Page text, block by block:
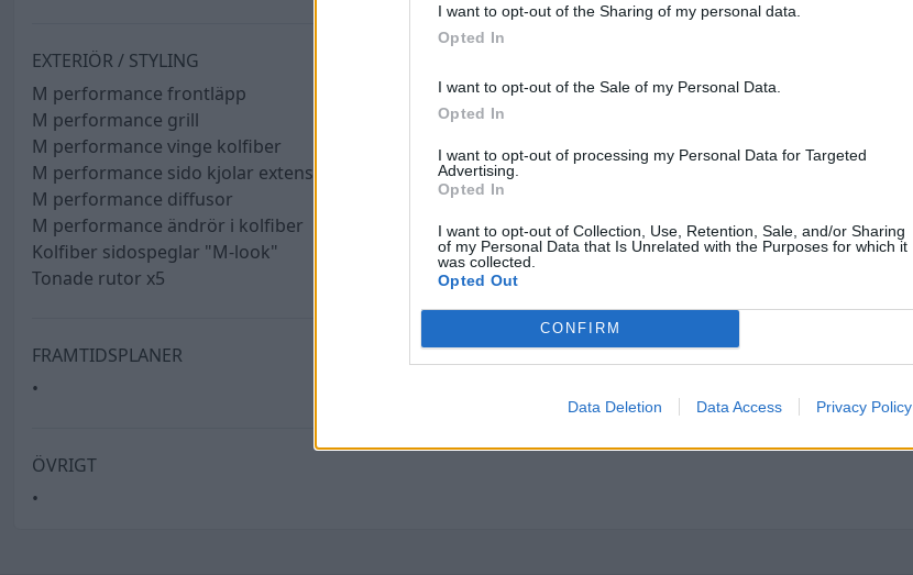
I want to opt-out of the Sharing of my personal data.
Opted In
I want to opt-out of the Sale of my Personal Data.
Opted In
I want to opt-out of processing my Personal Data for Targeted
Advertising.
Opted In
I want to opt-out of Collection, Use, Retention, Sale, and/or Sharing
of my Personal Data that Is Unrelated with the Purposes for which it
was collected.
Opted Out
CONFIRM
Data Deletion Data Access Privacy Policy
EXTERIÖR / STYLING
M performance frontläpp
M performance grill
M performance vinge kolfiber
M performance sido kjolar extensions
M performance diffusor
M performance ändrör i kolfiber
Kolfiber sidospeglar "M-look"
Tonade rutor x5
FRAMTIDSPLANER
•
ÖVRIGT
•